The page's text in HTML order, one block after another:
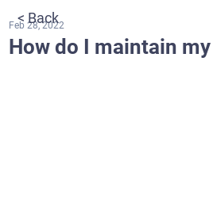
How do I maintain
Feb 28, 2022
< Back